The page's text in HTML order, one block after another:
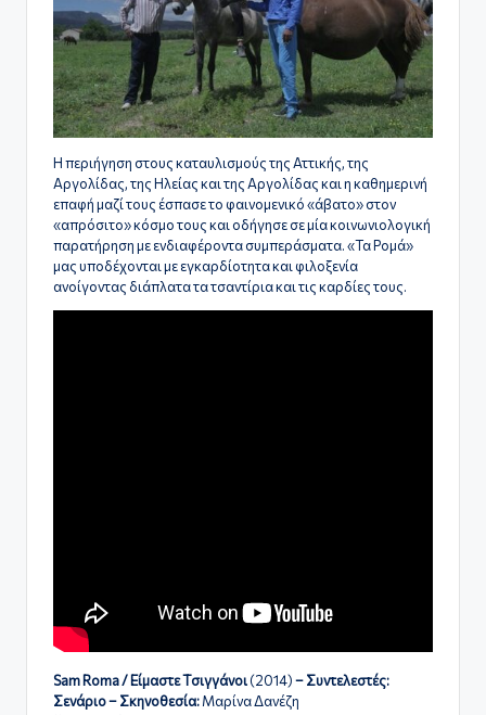
Η περιήγηση στους καταυλισμούς της Αττικής, της
Αργολίδας, της Ηλείας και της Αργολίδας και η καθημερινή
επαφή μαζί τους έσπασε το φαινομενικό «άβατο» στον
«απρόσιτο» κόσμο τους και οδήγησε σε μία κοινωνιολογική
παρατήρηση με ενδιαφέροντα συμπεράσματα. «Τα Ρομά»
μας υποδέχονται με εγκαρδίοτητα και φιλοξενία
ανοίγοντας διάπλατα τα τσαντίρια και τις καρδίες τους.
SamRoma/Eίμαστε Tσιγγάνοι(2014)– Συντελεστές:
Σενάριο – Σκηνοθεσία:Μαρίνα Δανέζη